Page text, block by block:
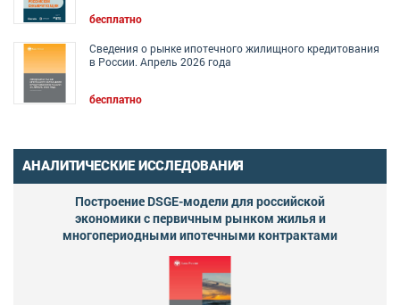
бесплатно
Сведения о рынке ипотечного жилищного кредитования
в России. Апрель 2026 года
бесплатно
АНАЛИТИЧЕСКИЕ ИССЛЕДОВАНИЯ
Построение DSGE-модели для российской
экономики с первичным рынком жилья и
многопериодными ипотечными контрактами